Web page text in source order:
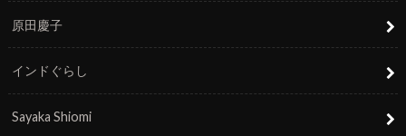
原田慶子
インドぐらし
Sayaka Shiomi